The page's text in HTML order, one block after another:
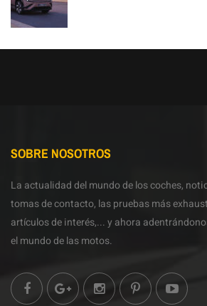
SOBRE NOSOTROS
La actualidad del mundo de los coches,
tomas de contacto, las pruebas más
artículos de interés,... y ahora
el mundo de las motos.